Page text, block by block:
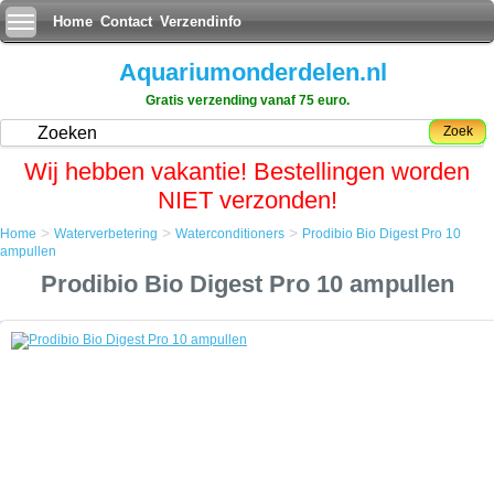
Home Contact Verzendinfo
Aquariumonderdelen.nl
Gratis verzending vanaf 75 euro.
Zoek
Wij hebben vakantie! Bestellingen worden
NIET verzonden!
Home
Waterconditioners
Home > Waterverbetering > Waterconditioners > Prodibio Bio Digest Pro 10
ampullen
Prodibio Bio Digest Pro 10 ampullen